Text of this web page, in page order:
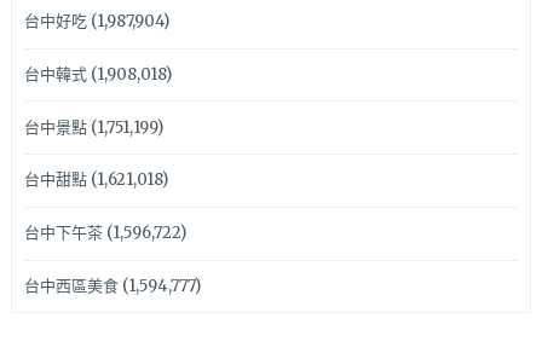
台中好吃(1,987,904)
台中韓式(1,908,018)
台中景點(1,751,199)
台中甜點(1,621,018)
台中下午茶(1,596,722)
台中西區美食(1,594,777)